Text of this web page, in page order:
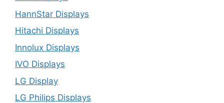
HannStar Displays
Hitachi Displays
Innolux Displays
IVO Displays
LG Display
LG Philips Displays